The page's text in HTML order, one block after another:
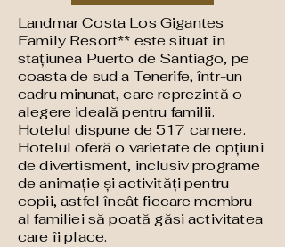
Landmar Costa Los Gigantes
Family Resort** este situat în
stațiunea Puerto de Santiago, pe
coasta de sud a Tenerife, într-un
cadru minunat, care reprezintă o
alegere ideală pentru familii.
Hotelul dispune de 517 camere.
Hotelul oferă o varietate de opțiuni
de divertisment, inclusiv programe
de animație și activități pentru
copii, astfel încât fiecare membru
al familiei să poată găsi activitatea
care îi place.